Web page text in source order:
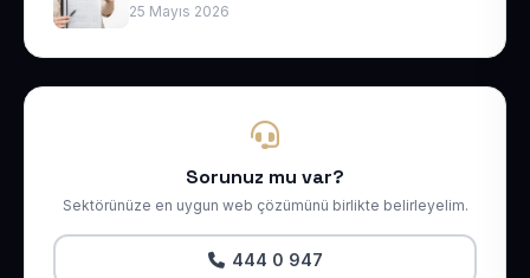
25 Mayıs 2026
Sorunuz mu var?
Sektörünüze en uygun web çözümünü birlikte belirleyelim.
444 0 947